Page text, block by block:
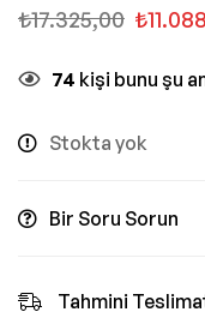
₺17.325,00 ₺
74 kişi bunu şu
Stokta yok
Bir Soru Sorun
Tahmini